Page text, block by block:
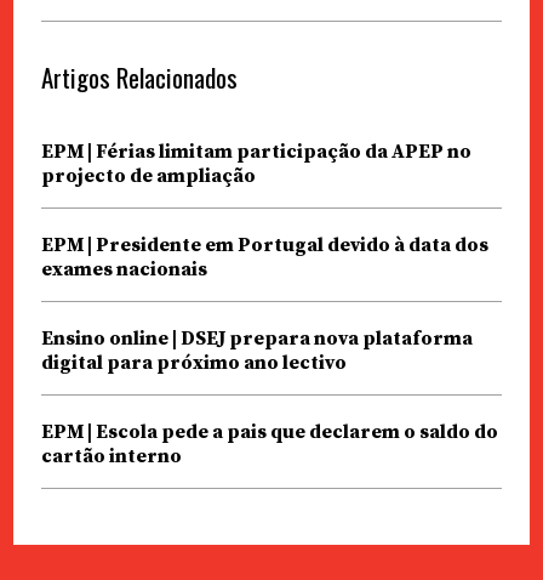
Artigos Relacionados
EPM | Férias limitam participação da APEP no
projecto de ampliação
EPM | Presidente em Portugal devido à data dos
exames nacionais
Ensino online | DSEJ prepara nova plataforma
digital para próximo ano lectivo
EPM | Escola pede a pais que declarem o saldo do
cartão interno